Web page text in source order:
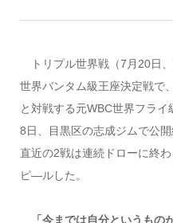
トリプル世界戦（7月20日
世界バンタム級王座決定戦で
と対戦する元WBC世界フラ
8日、目黒区の志成ジムで公
直近の2戦は連続ドローに終
ピ―ルした。
「今までは自分というもの